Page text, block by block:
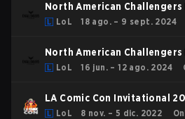
North American Challengers
2024 Playoffs
LoL 18 ago. – 9 sept. 2024
North American Challengers
2024 Regular Season
LoL 16 jun. – 12 ago. 2024
LA Comic Con Invitational
LoL 8 nov. – 5 dic. 2022